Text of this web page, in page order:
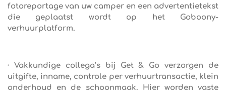
fotoreportage van uw camper en een advertentietekst
die geplaatst wordt op het Goboony-
verhuurplatform.
· Vakkundige collega’s bij Get & Go verzorgen de
uitgifte, inname, controle per verhuurtransactie, klein
onderhoud en de schoonmaak. Hier worden vaste